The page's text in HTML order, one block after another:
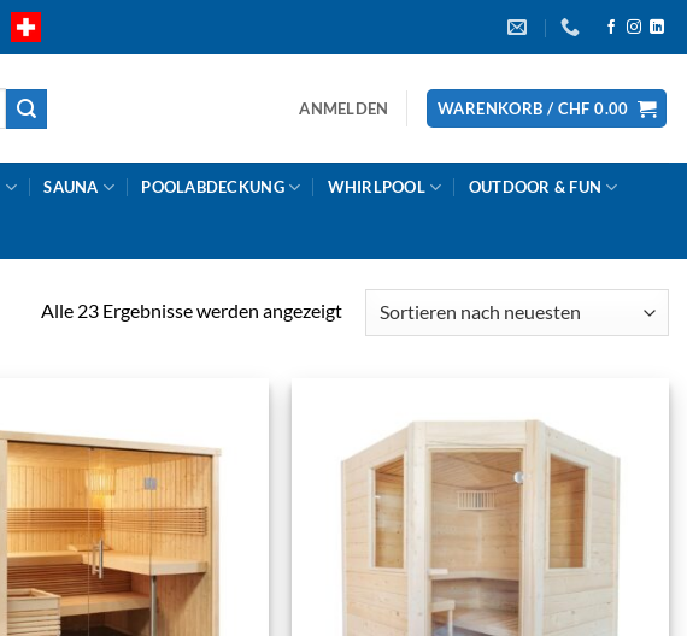
ANMELDEN WARENKORB / CHF 0.00
SAUNA POOLABDECKUNG WHIRLPOOL OUTDOOR & FUN
Alle 23 Ergebnisse werden angezeigtNach
Aktualität